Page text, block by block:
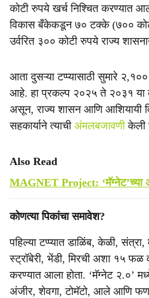
कोटी रुपये खर्च निश्चित करण्यात
विकास बँकेकडून ७० टक्के (७००
उर्वरित ३०० कोटी रुपये राज्य
आता दुसऱ्या टप्प्यासाठी सुमारे
आहे. हा प्रकल्प २०२५ ते २०३१ या
असून, राज्य शासन आणि आशियायी
सहकार्याने त्याची अंमलबजावणीकेली
Also Read
MAGNET Project: ‘मॅग्नेट’च्या
कोणत्या पिकांचा समावेश?
पहिल्या टप्प्यात डाळिंब, केळी,
स्ट्रॉबेरी, भेंडी, मिरची अशा १५
करण्यात आला होता. ‘मॅग्नेट २.०’
अंजीर, शेवगा, टोमॅटो, आले आणि